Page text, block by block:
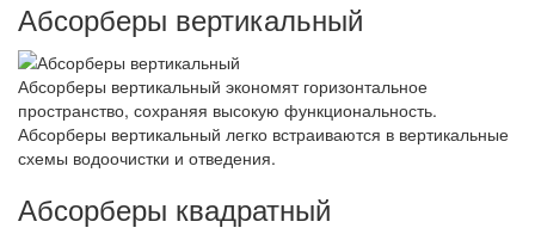
Абсорберы вертикальный
Абсорберы вертикальный экономят горизонтальное
пространство, сохраняя высокую функциональность.
Абсорберы вертикальный легко встраиваются в вертикальные
схемы водоочистки и отведения.
Абсорберы квадратный